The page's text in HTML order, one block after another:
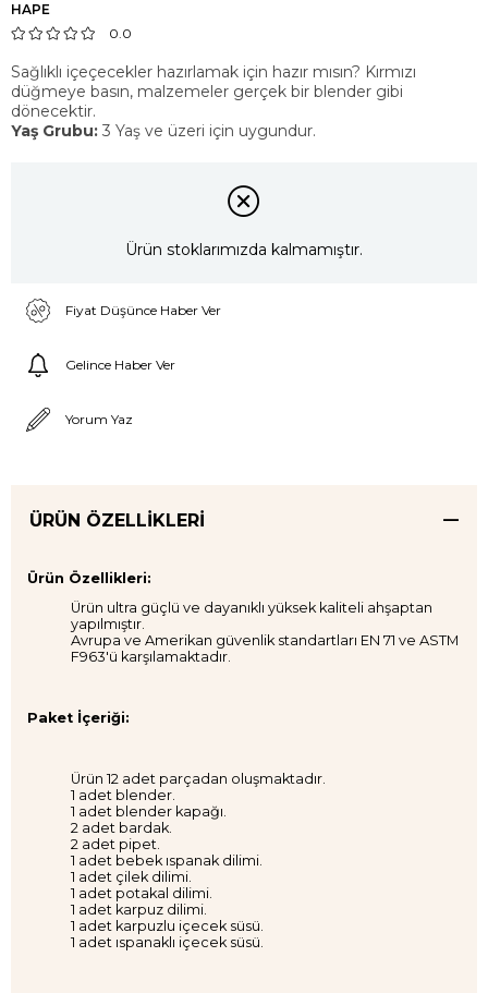
HAPE
0.0
Sağlıklı içeçecekler hazırlamak için hazır mısın? Kırmızı
düğmeye basın, malzemeler gerçek bir blender gibi
dönecektir.
Yaş Grubu: 3 Yaş ve üzeri için uygundur.
Ürün stoklarımızda kalmamıştır.
Fiyat Düşünce Haber Ver
Gelince Haber Ver
Yorum Yaz
ÜRÜN ÖZELLIKLERI
Ürün Özellikleri:
Ürün ultra güçlü ve dayanıklı yüksek kaliteli ahşaptan
yapılmıştır.
Avrupa ve Amerikan güvenlik standartları EN 71 ve ASTM
F963'ü karşılamaktadır.
Paket İçeriği:
Ürün 12 adet parçadan oluşmaktadır.
1 adet blender.
1 adet blender kapağı.
2 adet bardak.
2 adet pipet.
1 adet bebek ıspanak dilimi.
1 adet çilek dilimi.
1 adet potakal dilimi.
1 adet karpuz dilimi.
1 adet karpuzlu içecek süsü.
1 adet ıspanaklı içecek süsü.